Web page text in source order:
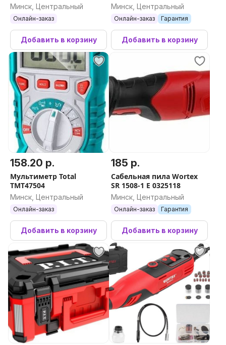
Минск, Центральный
Онлайн-заказ
Добавить в корзину
Минск, Центральный
Онлайн-заказ Гарантия
Добавить в корзину
158.20 р.
Мультиметр Total
TMT47504
Минск, Центральный
Онлайн-заказ
Добавить в корзину
185 р.
Сабельная пила Wortex
SR 1508-1 E 0325118
Минск, Центральный
Онлайн-заказ Гарантия
Добавить в корзину